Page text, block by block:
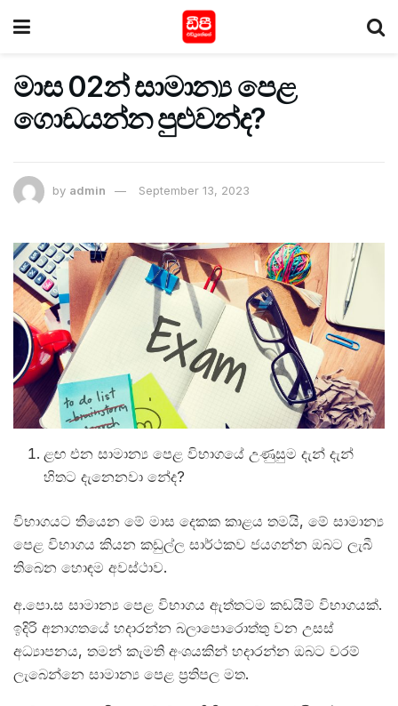
මාස 02න් සාමාන්‍ය පෙළ
ගොඩයන්න පුළුවන්ද?
by admin September 13, 2023
ළඟ එන සාමාන්‍ය පෙළ විභාගයේ උණුසුම දැන් දැන්
හිතට දැනෙනවා නේද?
විභාගයට තියෙන මේ මාස දෙකක කාළය තමයි, මේ සාමාන්‍ය
පෙළ විභාගය කියන කඩුල්ල සාර්ථකව ජයගන්න ඔබට ලැබී
තිබෙන හොඳම අවස්ථාව.
අ.පො.ස සාමාන්‍ය පෙළ විභාගය ඇත්තටම කඩයිම් විභාගයක්.
ඉදිරි අනාගතයේ හදාරන්න බලාපොරොත්තු වන උසස්
අධ්‍යාපනය, තමන් කැමති අංශයකින් හදාරන්න ඔබට වරම්
ලැබෙන්නෙ සාමාන්‍ය පෙළ ප්‍රතිපල මත.